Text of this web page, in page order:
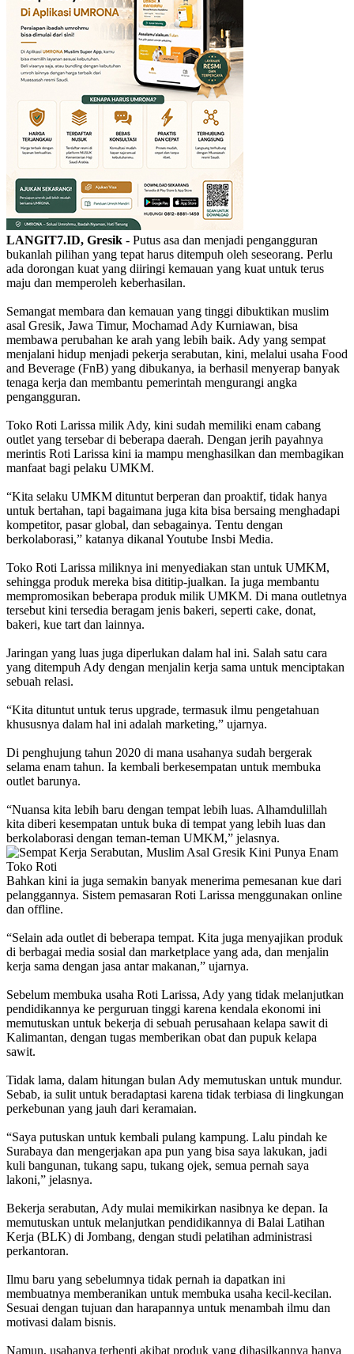
LANGIT7.ID, Gresik - Putus asa dan menjadi pengangguran
bukanlah pilihan yang tepat harus ditempuh oleh seseorang. Perlu
ada dorongan kuat yang diiringi kemauan yang kuat untuk terus
maju dan memperoleh keberhasilan.
Semangat membara dan kemauan yang tinggi dibuktikan muslim
asal Gresik, Jawa Timur, Mochamad Ady Kurniawan, bisa
membawa perubahan ke arah yang lebih baik. Ady yang sempat
menjalani hidup menjadi pekerja serabutan, kini, melalui usaha Food
and Beverage (FnB) yang dibukanya, ia berhasil menyerap banyak
tenaga kerja dan membantu pemerintah mengurangi angka
pengangguran.
Toko Roti Larissa milik Ady, kini sudah memiliki enam cabang
outlet yang tersebar di beberapa daerah. Dengan jerih payahnya
merintis Roti Larissa kini ia mampu menghasilkan dan membagikan
manfaat bagi pelaku UMKM.
“Kita selaku UMKM dituntut berperan dan proaktif, tidak hanya
untuk bertahan, tapi bagaimana juga kita bisa bersaing menghadapi
kompetitor, pasar global, dan sebagainya. Tentu dengan
berkolaborasi,” katanya dikanal Youtube Insbi Media.
Toko Roti Larissa miliknya ini menyediakan stan untuk UMKM,
sehingga produk mereka bisa dititip-jualkan. Ia juga membantu
mempromosikan beberapa produk milik UMKM. Di mana outletnya
tersebut kini tersedia beragam jenis bakeri, seperti cake, donat,
bakeri, kue tart dan lainnya.
Jaringan yang luas juga diperlukan dalam hal ini. Salah satu cara
yang ditempuh Ady dengan menjalin kerja sama untuk menciptakan
sebuah relasi.
“Kita dituntut untuk terus upgrade, termasuk ilmu pengetahuan
khususnya dalam hal ini adalah marketing,” ujarnya.
Di penghujung tahun 2020 di mana usahanya sudah bergerak
selama enam tahun. Ia kembali berkesempatan untuk membuka
outlet barunya.
“Nuansa kita lebih baru dengan tempat lebih luas. Alhamdulillah
kita diberi kesempatan untuk buka di tempat yang lebih luas dan
berkolaborasi dengan teman-teman UMKM,” jelasnya.
Bahkan kini ia juga semakin banyak menerima pemesanan kue dari
pelanggannya. Sistem pemasaran Roti Larissa menggunakan online
dan offline.
“Selain ada outlet di beberapa tempat. Kita juga menyajikan produk
di berbagai media sosial dan marketplace yang ada, dan menjalin
kerja sama dengan jasa antar makanan,” ujarnya.
Sebelum membuka usaha Roti Larissa, Ady yang tidak melanjutkan
pendidikannya ke perguruan tinggi karena kendala ekonomi ini
memutuskan untuk bekerja di sebuah perusahaan kelapa sawit di
Kalimantan, dengan tugas memberikan obat dan pupuk kelapa
sawit.
Tidak lama, dalam hitungan bulan Ady memutuskan untuk mundur.
Sebab, ia sulit untuk beradaptasi karena tidak terbiasa di lingkungan
perkebunan yang jauh dari keramaian.
“Saya putuskan untuk kembali pulang kampung. Lalu pindah ke
Surabaya dan mengerjakan apa pun yang bisa saya lakukan, jadi
kuli bangunan, tukang sapu, tukang ojek, semua pernah saya
lakoni,” jelasnya.
Bekerja serabutan, Ady mulai memikirkan nasibnya ke depan. Ia
memutuskan untuk melanjutkan pendidikannya di Balai Latihan
Kerja (BLK) di Jombang, dengan studi pelatihan administrasi
perkantoran.
Ilmu baru yang sebelumnya tidak pernah ia dapatkan ini
membuatnya memberanikan untuk membuka usaha kecil-kecilan.
Sesuai dengan tujuan dan harapannya untuk menambah ilmu dan
motivasi dalam bisnis.
Namun, usahanya terhenti akibat produk yang dihasilkannya hanya